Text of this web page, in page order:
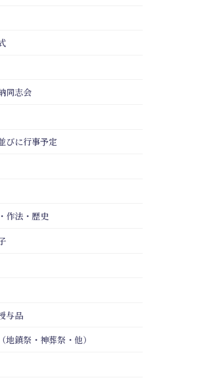
同志会
びに行事予定
作法・歴史
与品
地鎮祭・神葬祭・他）